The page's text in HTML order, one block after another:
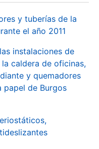
y tuberías de la
el año 2011
instalaciones de
caldera de oficinas,
y quemadores
papel de Burgos